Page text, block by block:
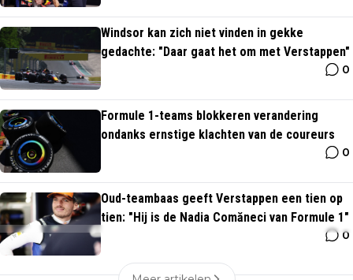
Windsor kan zich niet vinden in gekke
gedachte: "Daar gaat het om met Verstappen"
0
Formule 1-teams blokkeren verandering
ondanks ernstige klachten van de coureurs
0
Oud-teambaas geeft Verstappen een tien op
tien: "Hij is de Nadia Comăneci van Formule 1"
0